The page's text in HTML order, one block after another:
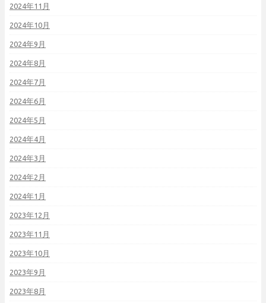
2024年11月
2024年10月
2024年9月
2024年8月
2024年7月
2024年6月
2024年5月
2024年4月
2024年3月
2024年2月
2024年1月
2023年12月
2023年11月
2023年10月
2023年9月
2023年8月